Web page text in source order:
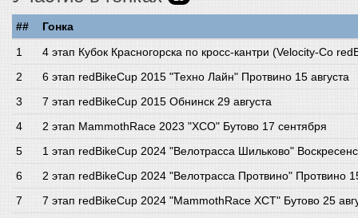
##
Гонка
4 этап Кубок Красногорска по кросс-кантри (Velocity-Co
6 этап redBikeCup 2015 "Техно Лайн" Протвино 15 августа
7 этап redBikeCup 2015 Обнинск 29 августа
2 этап MammothRace 2023 "XCO" Бутово 17 сентября
1 этап redBikeCup 2024 "Велотрасса Шильково"
2 этап redBikeCup 2024 "Велотрасса Протвино" Протвино
7 этап redBikeCup 2024 "MammothRace XCT" Бутово 25